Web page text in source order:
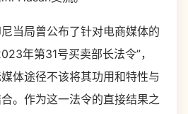
当局曾公布了针对电商媒体的
年第31号买卖部长法令”，
体途径不该将其功用和特性与
。作为这一法令的直接结果之